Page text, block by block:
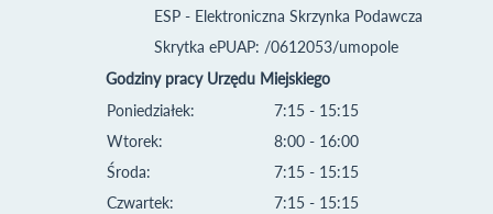
ESP - Elektroniczna Skrzynka Podawcza
Skrytka ePUAP: /0612053/umopole
Godziny pracy Urzędu Miejskiego
Poniedziałek:
Wtorek:
Środa:
Czwartek:
7:15 - 15:15
8:00 - 16:00
7:15 - 15:15
7:15 - 15:15